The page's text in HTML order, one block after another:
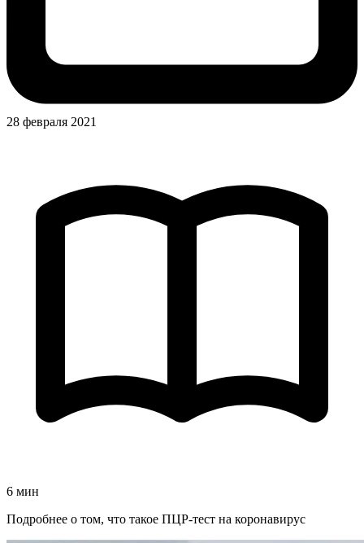
28 февраля 2021
6 мин
Подробнее о том, что такое ПЦР-тест на коронавирус